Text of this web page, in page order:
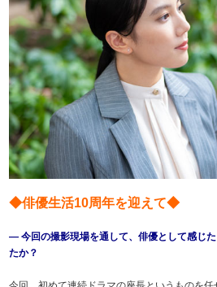
◆俳優生活10周年を迎えて◆
― 今回の撮影現場を通して、俳優として感じ
たか？